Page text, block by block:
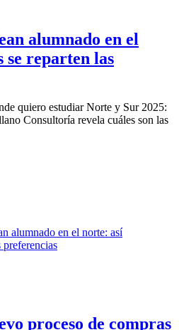
alumnado en el
se reparten las
quiero estudiar Norte y Sur 2025:
Consultoría revela cuáles son las
proceso de compras